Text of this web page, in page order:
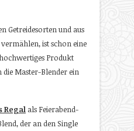
Getreidesorten und aus
ist schon eine
Produkt
die Master-Blender ein
Regal als Feierabend-
der an den Single